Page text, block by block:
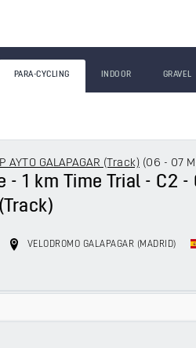
PARA-CYCLING INDOOR GRAVEL
AYTO GALAPAGAR (Track) (06 - 07
km Time Trial - C2 -
VELODROMO GALAPAGAR (MADRID)